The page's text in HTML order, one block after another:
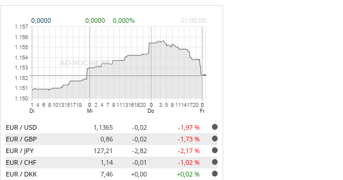
EUR / USD 1,1365 -0,02
-1,97 %
EUR / GBP
0,86 -0,02
-1,73 %
EUR / JPY
127,21 -2,82
-2,17 %
EUR / CHF
1,14 -0,01
-1,02 %
EUR / DKK
7,46 +0,00
+0,02 %